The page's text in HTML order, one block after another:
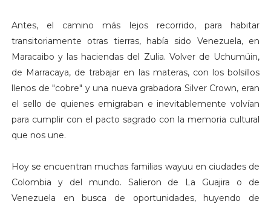
Antes, el camino más lejos recorrido, para habitar
transitoriamente otras tierras, había sido Venezuela, en
Maracaibo y las haciendas del Zulia. Volver de Uchumüin,
de Marracaya, de trabajar en las materas, con los bolsillos
llenos de "cobre" y una nueva grabadora Silver Crown, eran
el sello de quienes emigraban e inevitablemente volvían
para cumplir con el pacto sagrado con la memoria cultural
que nos une.
Hoy se encuentran muchas familias wayuu en ciudades de
Colombia y del mundo. Salieron de La Guajira o de
Venezuela en busca de oportunidades, huyendo de